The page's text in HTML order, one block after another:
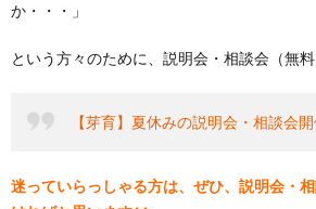
か・・・」
という方々のために、説明会・相談会（無料
【芽育】夏休みの説明会・相談会開
迷っていらっしゃる方は、ぜひ、説明会・